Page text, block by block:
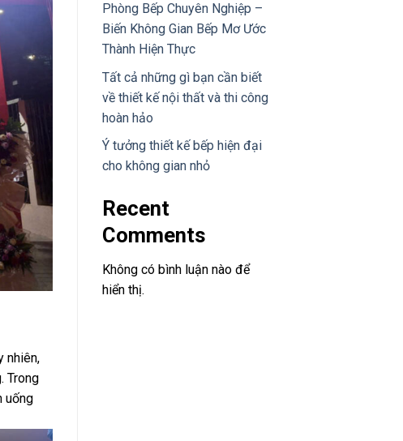
nhiên,
Trong
uống
Phòng Bếp Chuyên Nghiệp –
Biến Không Gian Bếp Mơ Ước
Thành Hiện Thực
Tất cả những gì bạn cần biết
về thiết kế nội thất và thi công
hoàn hảo
Ý tưởng thiết kế bếp hiện đại
cho không gian nhỏ
Recent
Comments
Không có bình luận nào để
hiển thị.